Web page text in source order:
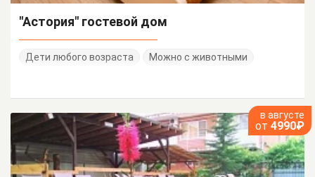
"Астория" гостевой дом
Дети любого возраста Можно с животными
в августе
от 4990₽